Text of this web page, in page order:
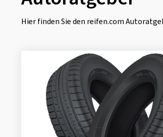
Hier finden Sie den reifen.com